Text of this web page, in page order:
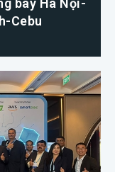
bay Hà Nội-
Cebu